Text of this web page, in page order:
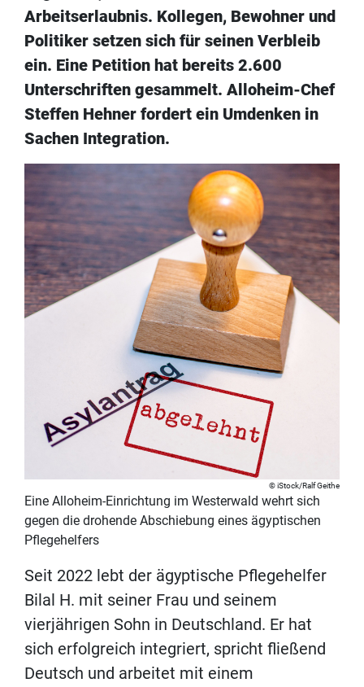
Arbeitserlaubnis. Kollegen, Bewohner und
Politiker setzen sich für seinen Verbleib
ein. Eine Petition hat bereits 2.600
Unterschriften gesammelt. Alloheim-Chef
Steffen Hehner fordert ein Umdenken in
Sachen Integration.
iStock/Ralf Geithe
Eine Alloheim-Einrichtung im Westerwald wehrt sich
gegen die drohende Abschiebung eines ägyptischen
Pflegehelfers
Seit 2022 lebt der ägyptische Pflegehelfer
Bilal H. mit seiner Frau und seinem
vierjährigen Sohn in Deutschland. Er hat
sich erfolgreich integriert, spricht fließend
Deutsch und arbeitet mit einem